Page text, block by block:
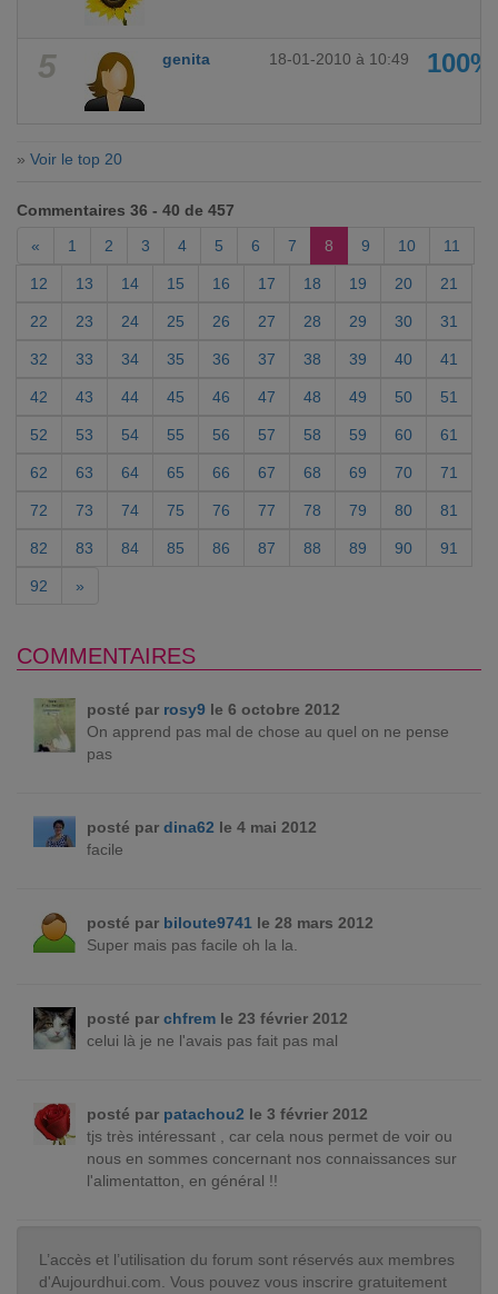
5 genita 18-01-2010 à 10:49 100%
» Voir le top 20
Commentaires 36 - 40 de 457
«
1 2 3 4 5 6 7 8 9 10 11
12 13 14 15 16 17 18 19 20 21
22 23 24 25 26 27 28 29 30 31
32 33 34 35 36 37 38 39 40 41
42 43 44 45 46 47 48 49 50 51
52 53 54 55 56 57 58 59 60 61
62 63 64 65 66 67 68 69 70 71
72 73 74 75 76 77 78 79 80 81
82 83 84 85 86 87 88 89 90 91
92 »
COMMENTAIRES
posté par rosy9le 6 octobre 2012
On apprend pas mal de chose au quel on ne pense
pas
posté par dina62 le 4 mai 2012
facile
posté par biloute9741 le 28 mars 2012
Super mais pas facile oh la la.
posté par chfremle 23 février 2012
celui là je ne l'avais pas fait pas mal
posté par patachou2 le 3 février 2012
tjs très intéressant , car cela nous permet de voir ou
nous en sommes concernant nos connaissances sur
l'alimentatton, en général !!
L’accès et l’utilisation du forum sont réservés aux membres
d'Aujourdhui.com. Vous pouvez vous inscrire gratuitement